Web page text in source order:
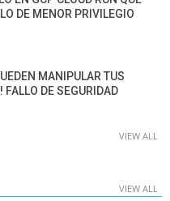
DE MENOR PRIVILEGIO
MANIPULAR TUS
DE SEGURIDAD
VIEW ALL
VIEW ALL